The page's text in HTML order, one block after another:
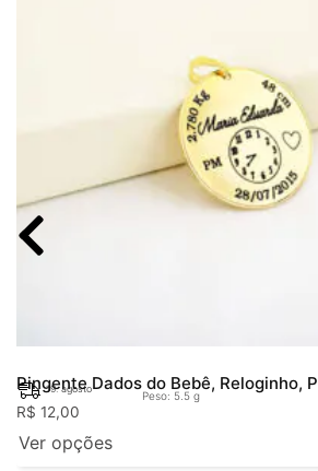
Pingente Dados do Bebê, Reloginho,
19. agosto
Peso: 5.5 g
R$ 12,00
Ver opções